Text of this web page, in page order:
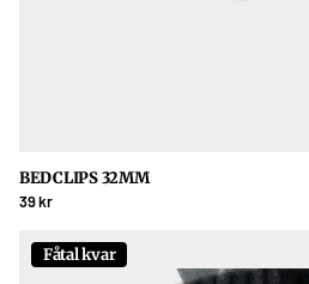
BEDCLIPS 32MM
39 kr
Fåtal kvar